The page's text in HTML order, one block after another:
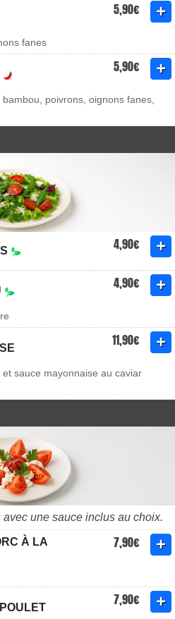
5,90€
fanes
5,90€
poivrons, oignons fanes,
4,90€
4,90€
11,90€
sauce mayonnaise au caviar
une sauce inclus au choix.
À LA
7,90€
7,90€